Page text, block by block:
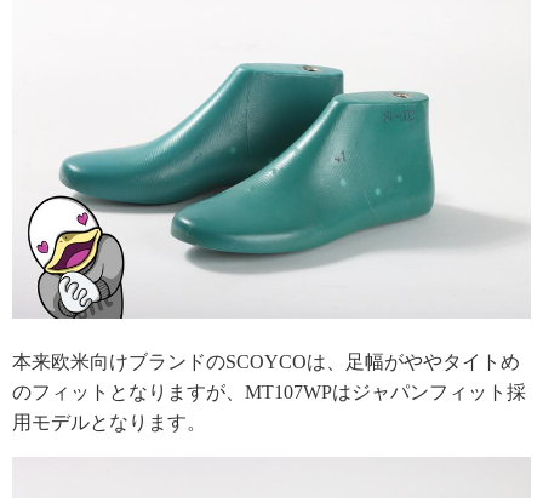
本来欧米向けブランドのSCOYCOは、足幅がややタイトめ
のフィットとなりますが、MT107WPはジャパンフィット採
用モデルとなります。